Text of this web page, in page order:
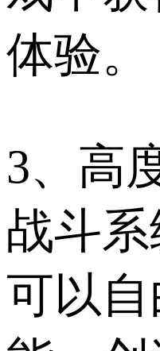
体验。
3、高
战斗
可以